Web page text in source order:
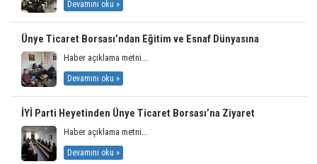
Devamını oku »
Ünye Ticaret Borsası’ndan Eğitim ve Esnaf Dünyasına
Haber açıklama metni...
Devamını oku »
İYİ Parti Heyetinden Ünye Ticaret Borsası’na Ziyaret
Haber açıklama metni...
Devamını oku »